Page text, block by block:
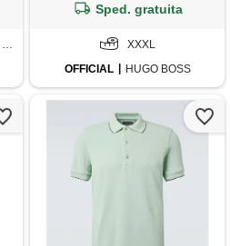
Sped. gratuita
XXXL
OFFICIAL
HUGO BOSS